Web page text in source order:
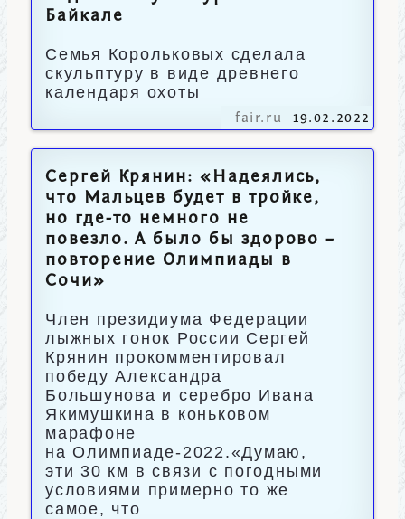
Байкале
Семья Корольковых сделала
скульптуру в виде древнего
календаря охоты
fair.ru 19.02.2022
Сергей Крянин: «Надеялись,
что Мальцев будет в тройке,
но где-то немного не
повезло. А было бы здорово –
повторение Олимпиады в
Сочи»
Член президиума Федерации
лыжных гонок России Сергей
Крянин прокомментировал
победу Александра
Большунова и серебро Ивана
Якимушкина в коньковом
марафоне
на Олимпиаде-2022.«Думаю,
эти 30 км в связи с погодными
условиями примерно то же
самое, что